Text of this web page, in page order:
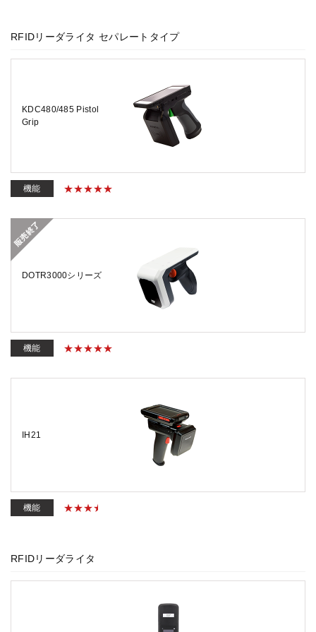
RFIDリーダライタ セパレートタイプ
KDC480/485 Pistol
Grip
機能
DOTR3000シリーズ
機能
IH21
機能
RFIDリーダライタ